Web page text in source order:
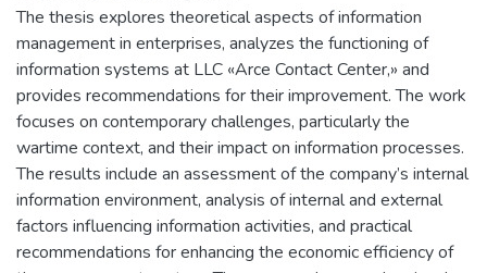
The thesis explores theoretical aspects of information
management in enterprises, analyzes the functioning of
information systems at LLC «Arce Contact Center,» and
provides recommendations for their improvement. The work
focuses on contemporary challenges, particularly the
wartime context, and their impact on information processes.
The results include an assessment of the company’s internal
information environment, analysis of internal and external
factors influencing information activities, and practical
recommendations for enhancing the economic efficiency of